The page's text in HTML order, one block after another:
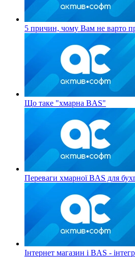
5 причин, чому Вам не варто
Що таке "хмарна BAS"
Переваги хмарної BAS для
Інтернет магазин і BAS -